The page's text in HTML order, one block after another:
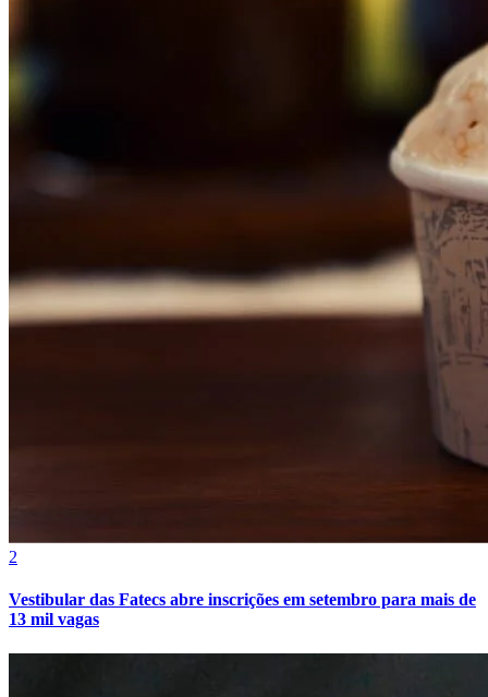
Vasco
2
Vestibular das Fatecs abre inscrições em setembro para mais de
13 mil vagas